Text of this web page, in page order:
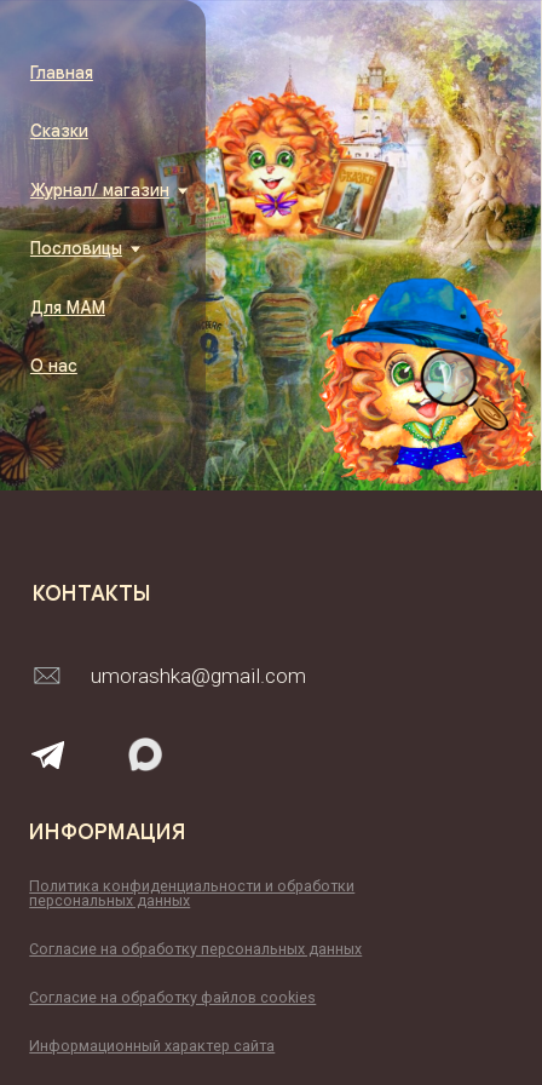
© 2026 г. by Umorashka.ru
Пользовательское соглашение
Правообладетелям:
Все первичные материалы взятых из открытых источников и не
нарушают авторских прав, за исключением полного контента журналов и
описаний подразделов, которые уникальны и являются собственностью
владельцев сайта и не могут быть использованы без их письменного
согласия.